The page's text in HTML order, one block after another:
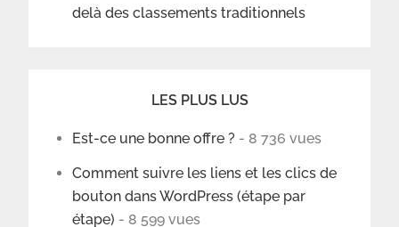
delà des classements traditionnels
LES PLUS LUS
Est-ce une bonne offre ? - 8 736 vues
Comment suivre les liens et les clics de
bouton dans WordPress (étape par
étape) - 8 599 vues